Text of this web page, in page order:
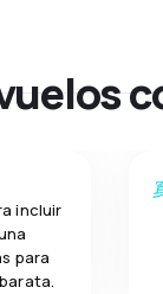
incluir
para